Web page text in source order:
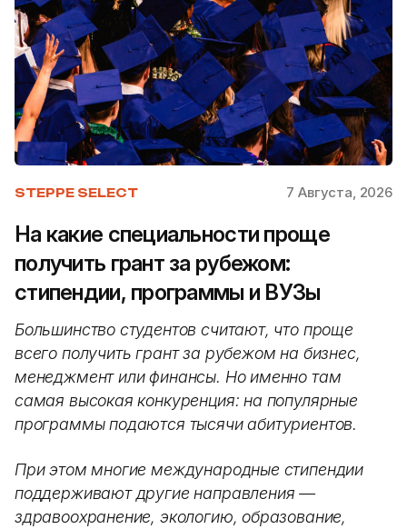
STEPPE SELECT 7 Августа, 2026
На какие специальности проще
получить грант за рубежом:
стипендии, программы и ВУЗы
Большинство студентов считают, что проще
всего получить грант за рубежом на бизнес,
менеджмент или финансы. Но именно там
самая высокая конкуренция: на популярные
программы подаются тысячи абитуриентов.
При этом многие международные стипендии
поддерживают другие направления —
здравоохранение, экологию, образование,